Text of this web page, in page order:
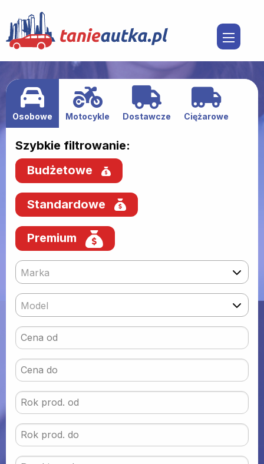
Osobowe Motocykle Dostawcze Ciężarowe
Szybkie filtrowanie:
Budżetowe
Standardowe
Premium
Marka
Model